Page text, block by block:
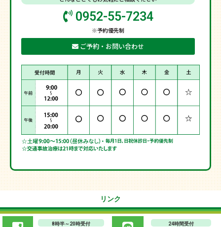
0952-55-7234
※予約優先制
ご予約・お問い合わせ
リンク
8時半～20時受付 24時間受付